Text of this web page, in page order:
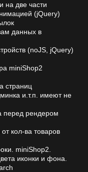
на две части
(jQuery)
данных в
(noJS, jQuery)
miniShop2
страниц
и.т.п. имеют не
перед рендером
кол-ва товаров
miniShop2.
иконки и фона.